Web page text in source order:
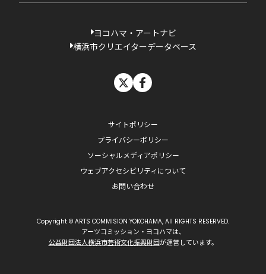
ヨコハマ・アートナビ
横浜市クリエイターデータベース
サイトポリシー
プライバシーポリシー
ソーシャルメディアポリシー
ウェブアクセシビリティについて
お問い合わせ
Copyright © ARTS COMMISION YOKOHAMA, All RIGHTS RESERVED.
アーツコミッション・ヨコハマは、
公益財団法人横浜市芸術文化振興財団が運営しています。